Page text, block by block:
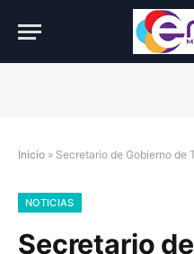
Inicio » Secretario de Gobierno de
NOTICIAS
Secretario